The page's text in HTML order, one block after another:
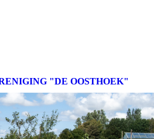
"DE OOSTHOEK"